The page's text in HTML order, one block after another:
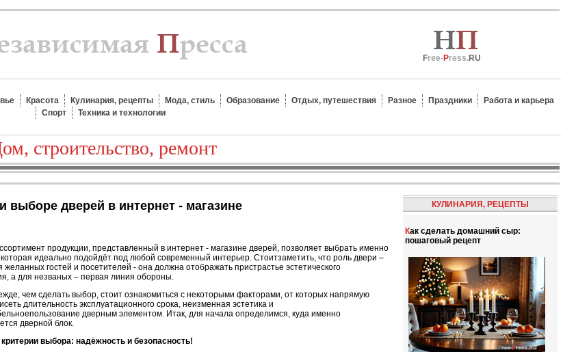
Free-Press.RU
Красота Кулинария, рецепты Мода, стиль Образование Отдых, путешествия Разное Праздники
Работа и карьера
Спорт
Техника и технологии
строительство, ремонт
выборе дверей в интернет - магазине
продукции, представленный в интернет - магазине дверей, позволяет выбрать именно
идеально подойдёт под любой современный интерьер. Стоитзаметить, что роль двери –
желанных гостей и посетителей - она должна отображать пристрастье эстетического
а для незваных – первая линия обороны.
чем сделать выбор, стоит ознакомиться с некоторыми факторами, от которых напрямую
длительность эксплуатационного срока, неизменная эстетика и
дверным элементом. Итак, для начала определимся, куда именно
дверной блок.
критерии выбора: надёжность и безопасность!
КУЛИНАРИЯ, РЕЦЕПТЫ
Как сделать домашний сыр:
пошаговый рецепт